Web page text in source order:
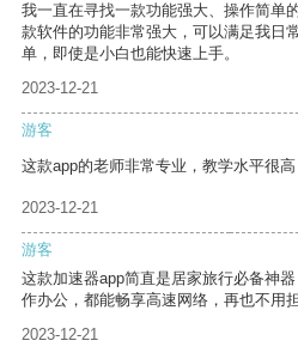
我一直在寻找一款功能强大、操作简单
款软件的功能非常强大，可以满足我日
单，即使是小白也能快速上手。
2023-12-21
游客
这款app的老师非常专业，教学水平很
2023-12-21
游客
这款加速器app简直是居家旅行必备神
作办公，都能畅享高速网络，再也不用
2023-12-21